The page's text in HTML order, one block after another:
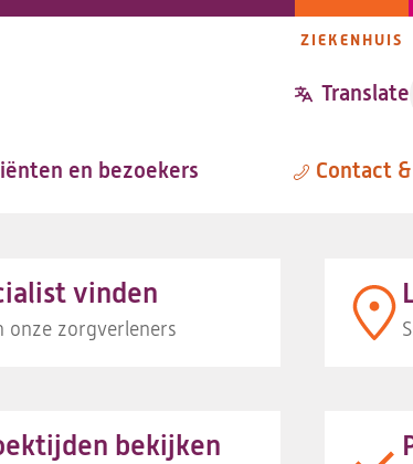
ZIEKENHUIS
Translate
en bezoekers Contact
doet me goed
vinden
onze zorgverleners
bekijken